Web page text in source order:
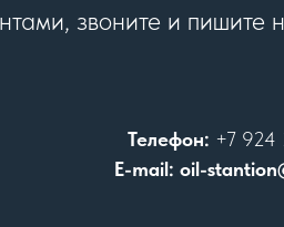
звоните и
Телефон: +7 924
E-mail: oil-